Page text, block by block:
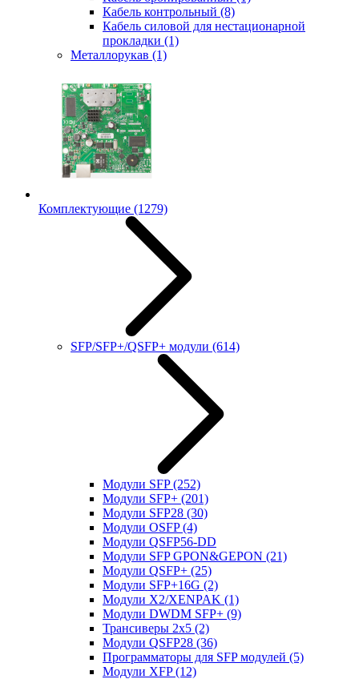
Кабель контрольный (8)
Кабель силовой для нестационарной
прокладки (1)
Металлорукав (1)
Комплектующие (1279)
SFP/SFP+/QSFP+ модули (614)
Модули SFP(252)
Модули SFP+ (201)
Модули SFP28 (30)
Модули OSFP(4)
Модули QSFP56-DD
Модули SFP GPON&GEPON (21)
Модули QSFP+ (25)
Модули SFP+16G (2)
Модули X2/XENPAK (1)
Модули DWDM SFP+ (9)
Трансиверы 2x5 (2)
Модули QSFP28 (36)
Программаторы для SFP модулей (5)
Модули XFP(12)